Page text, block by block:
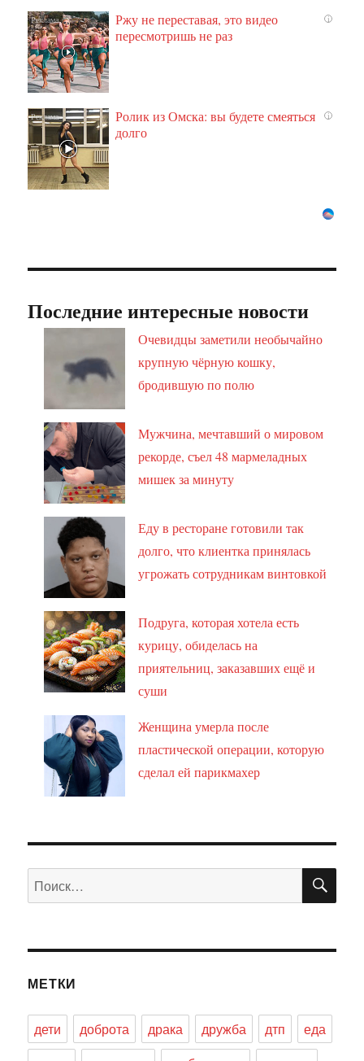
i
Ржу не переставая, это видео
пересмотришь не раз
i
Ролик из Омска: вы будете смеяться
долго
Последние интересные новости
Очевидцы заметили необычайно
крупную чёрную кошку,
бродившую по полю
Мужчина, мечтавший о мировом
рекорде, съел 48 мармеладных
мишек за минуту
Еду в ресторане готовили так
долго, что клиентка принялась
угрожать сотрудникам винтовкой
Подруга, которая хотела есть
курицу, обиделась на
приятельниц, заказавших ещё и
суши
Женщина умерла после
пластической операции, которую
сделал ей парикмахер
Искать:
МЕТКИ
дети доброта драка дружба дтп
еда